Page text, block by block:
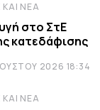
ΚΑΙ ΝΈΑ
στο ΣτΕ
κατεδάφισης
2026 18:34
ΚΑΙ ΝΈΑ